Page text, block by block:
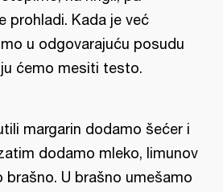
prohladi. Kada je već
u odgovarajuću posudu
ćemo mesiti testo.
margarin dodamo šećer i
dodamo mleko, limunov
brašno. U brašno umešamo